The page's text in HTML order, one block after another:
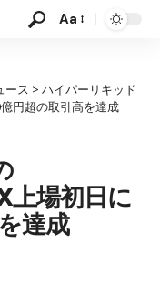
Aa
ース > ハイパーリキッド
円超の取引高を達成
上場初日に
達成